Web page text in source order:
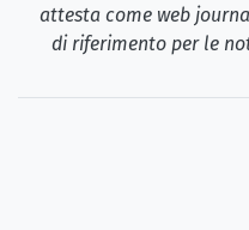
attesta come web
di riferimento per le